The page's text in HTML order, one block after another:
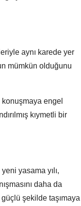
aynı karede yer
mümkün olduğunu
engel
kıymetli bir
yasama yılı,
daha da
şekilde taşımaya